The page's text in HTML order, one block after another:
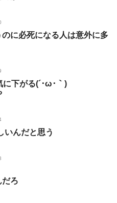
に必死になる人は意外に多
下がる(´･ω･｀)
いんだと思う
だろ